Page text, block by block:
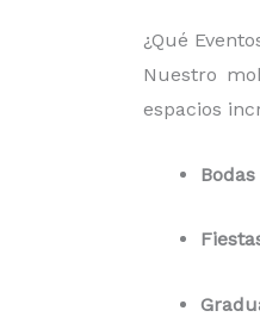
¿Qué
Nuestro
espacios